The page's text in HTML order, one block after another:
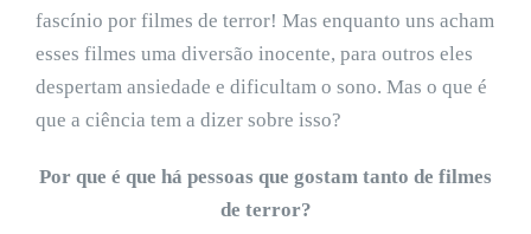
fascínio por filmes de terror! Mas enquanto uns acham
esses filmes uma diversão inocente, para outros eles
despertam ansiedade e dificultam o sono. Mas o que é
que a ciência tem a dizer sobre isso?
Por que é que há pessoas que gostam tanto de filmes
de terror?